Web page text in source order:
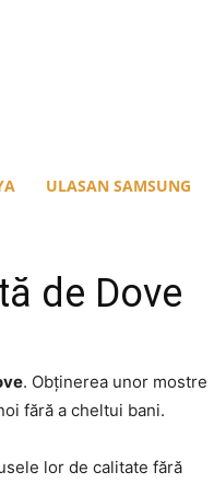
ULASAN SAMSUNG
de Dove
. Obținerea unor mostre
fără a cheltui bani.
lor de calitate fără